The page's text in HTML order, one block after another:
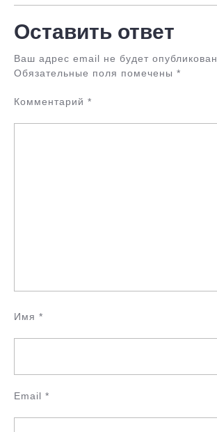
Оставить ответ
Ваш адрес email не будет опубликован.
Обязательные поля помечены *
Комментарий *
Имя *
Email *